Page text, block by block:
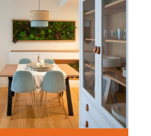
Vive tu hogar
In Hogar